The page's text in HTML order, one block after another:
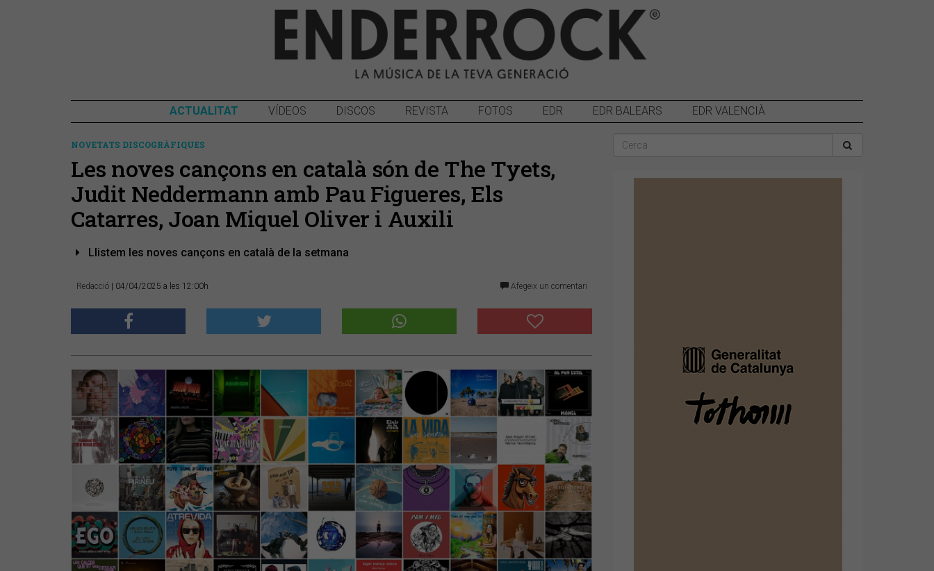
ACTUALITAT VÍDEOS DISCOS REVISTA FOTOS EDR EDR BALEARS EDR VALENCIÀ
NOVETATS DISCOGRÀFIQUES
Les noves cançons en català són de The Tyets,
Judit Neddermann amb Pau Figueres, Els
Catarres, Joan Miquel Oliver i Auxili
Llistem les noves cançons en català de la setmana
Redacció | 04/04/2025 a les 12:00h Afegeix un comentari